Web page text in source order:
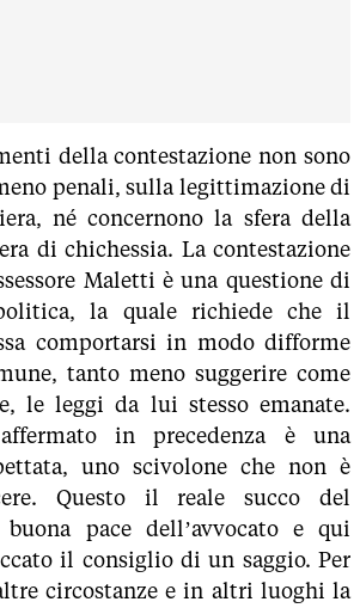
della contestazione non sono
penali, sulla legittimazione di
né concernono la sfera della
di chichessia. La contestazione
Maletti è una questione di
la quale richiede che il
comportarsi in modo difforme
tanto meno suggerire come
le leggi da lui stesso emanate.
in precedenza è una
uno scivolone che non è
Questo il reale succo del
pace dell’avvocato e qui
il consiglio di un saggio. Per
circostanze e in altri luoghi la